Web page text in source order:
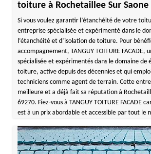
toiture à Rochetaillee Sur Saone
Si vous voulez garantir l’étanchéité de votre
entreprise spécialisée et expérimenté dans le
l’étanchéité et d’isolation de toiture. Pour
accompagnement, TANGUY TOITURE FACADE,
spécialisée et expérimentés dans le domaine de
toiture, active depuis des décennies et qui
techniciens comme agent de terrain. Cette
meilleure et a déjà fait sa réputation à
69270. Fiez-vous à TANGUY TOITURE FACADE
est à un prix abordable et accessible par tout le